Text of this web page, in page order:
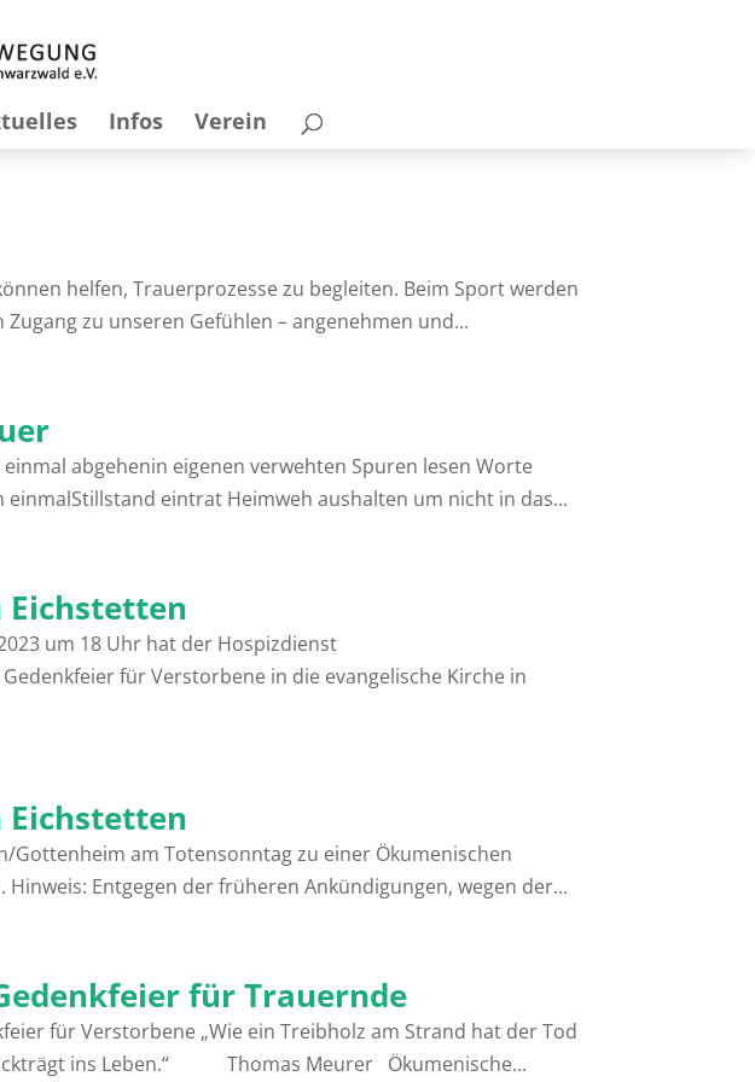
Infos Verein
helfen, Trauerprozesse zu begleiten. Beim Sport werden
zu unseren Gefühlen – angenehmen und...
abgehenin eigenen verwehten Spuren lesen Worte
eintrat Heimweh aushalten um nicht in das...
um 18 Uhr hat der Hospizdienst
für Verstorbene in die evangelische Kirche in
Gottenheim am Totensonntag zu einer Ökumenischen
Entgegen der früheren Ankündigungen, wegen der...
für Trauernde
für Verstorbene „Wie ein Treibholz am Strand hat der Tod
ins Leben.“ Thomas Meurer Ökumenische...